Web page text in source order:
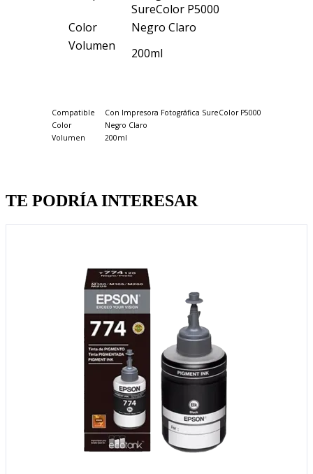
SureColor P5000
Color
Negro Claro
Volumen
200ml
Compatible
Con Impresora Fotográfica SureColor P5000
Color
Negro Claro
Volumen
200ml
TE PODRÍA INTERESAR